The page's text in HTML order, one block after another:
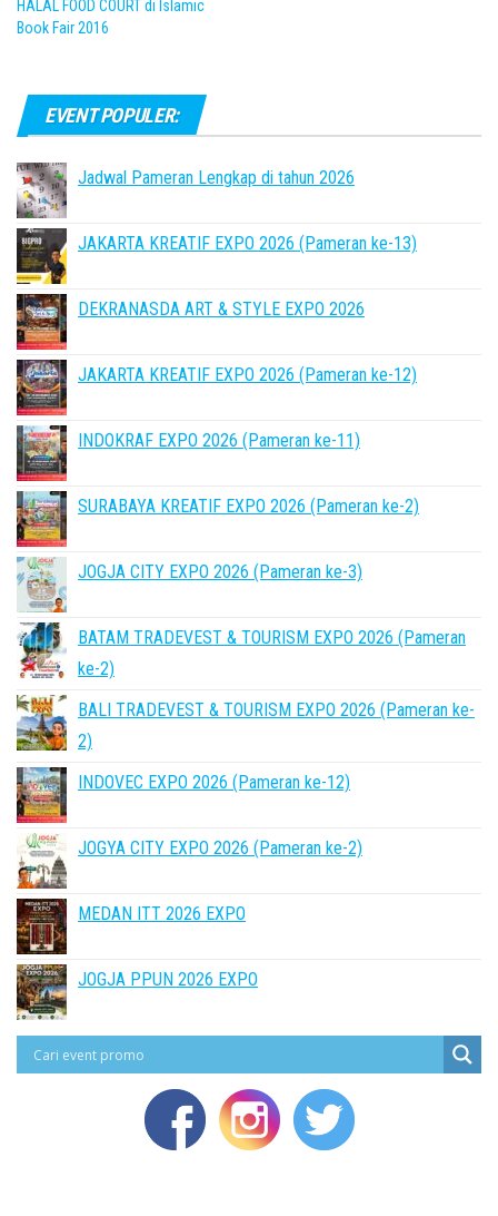
HALAL FOOD COURT di Islamic
Book Fair 2016
EVENT POPULER:
Jadwal Pameran Lengkap di tahun 2026
JAKARTA KREATIF EXPO 2026 (Pameran ke-13)
DEKRANASDA ART & STYLE EXPO 2026
JAKARTA KREATIF EXPO 2026 (Pameran ke-12)
INDOKRAF EXPO 2026 (Pameran ke-11)
SURABAYA KREATIF EXPO 2026 (Pameran ke-2)
JOGJA CITY EXPO 2026 (Pameran ke-3)
BATAM TRADEVEST & TOURISM EXPO 2026 (Pameran
ke-2)
BALI TRADEVEST & TOURISM EXPO 2026 (Pameran ke-
2)
INDOVEC EXPO 2026 (Pameran ke-12)
JOGYA CITY EXPO 2026 (Pameran ke-2)
MEDAN ITT 2026 EXPO
JOGJA PPUN 2026 EXPO